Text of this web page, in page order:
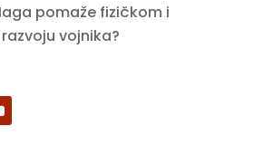
pomaže fizičkom i
vojnika?